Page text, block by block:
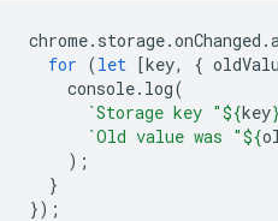
chrome. storage.onChanged .
for (let [key, {
console. log(
`Storage key "${key}
`Old value was "${
);
}
});